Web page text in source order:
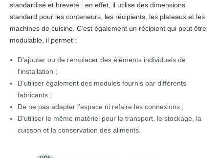
standardisé et breveté : en effet, il utilise des dimensions
standard pour les conteneurs, les récipients, les plateaux et les
machines de cuisine. C’est également un récipient qui peut être
modulable, il permet :
D'ajouter ou de remplacer des éléments individuels de
l'installation ;
D'utiliser également des modules fournis par différents
fabricants ;
De ne pas adapter l'espace ni refaire les connexions ;
D'utiliser le même matériel pour le transport, le stockage, la
cuisson et la conservation des aliments.